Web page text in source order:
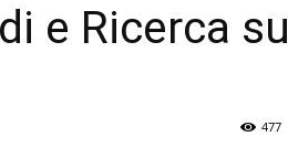
e Ricerca sul
477